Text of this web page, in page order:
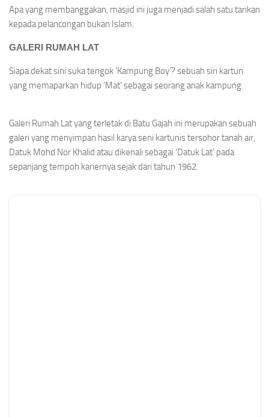
Apa yang membanggakan, masjid ini juga menjadi salah satu tarikan
kepada pelancongan bukan Islam.
GALERI RUMAH LAT
Siapa dekat sini suka tengok ‘Kampung Boy’? sebuah siri kartun
yang memaparkan hidup ‘Mat’ sebagai seorang anak kampung.
Galeri Rumah Lat yang terletak di Batu Gajah ini merupakan sebuah
galeri yang menyimpan hasil karya seni kartunis tersohor tanah air,
Datuk Mohd Nor Khalid atau dikenali sebagai ‘Datuk Lat’ pada
sepanjang tempoh kariernya sejak dari tahun 1962.